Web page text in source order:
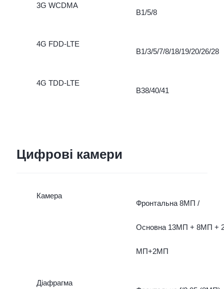
3G WCDMA
B1/5/8
4G FDD-LTE
B1/3/5/7/8/18/19/20/26/28
4G TDD-LTE
B38/40/41
Цифрові камери
Камера
Фронтальна 8МП /
Основна 13МП + 8МП +
МП+2МП
Діафрагма